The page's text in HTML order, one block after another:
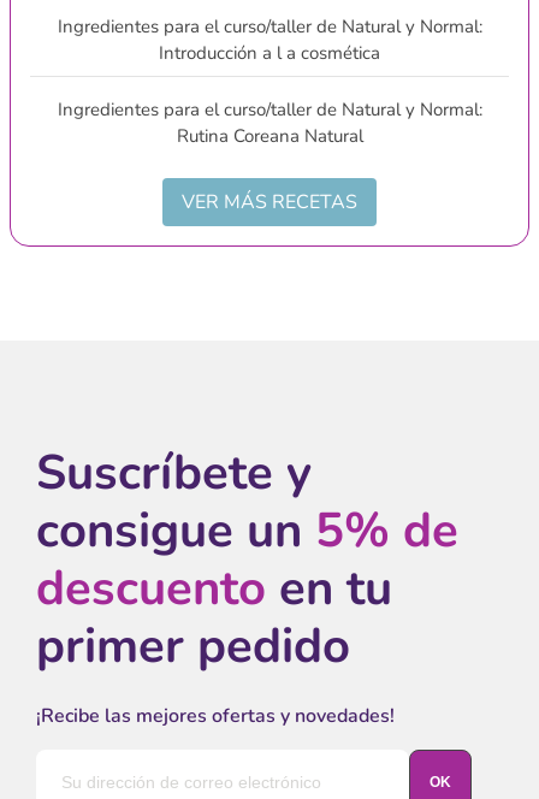
Ingredientes para el curso/taller de Natural y Normal:
Introducción a l a cosmética
Ingredientes para el curso/taller de Natural y Normal:
Rutina Coreana Natural
VER MÁS RECETAS
Suscríbete y
consigue un 5% de
descuento en tu
primer pedido
¡Recibe las mejores ofertas y novedades!